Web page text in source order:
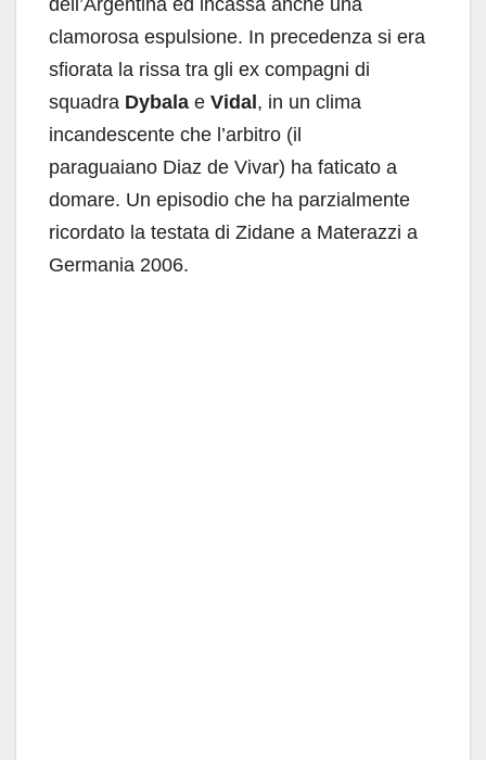
clamorosa espulsione. In precedenza si era
sfiorata la rissa tra gli ex compagni di
squadra Dybala e Vidal, in un clima
incandescente che l’arbitro (il
paraguaiano Diaz de Vivar) ha faticato a
domare. Un episodio che ha parzialmente
ricordato la testata di Zidane a Materazzi a
Germania 2006.